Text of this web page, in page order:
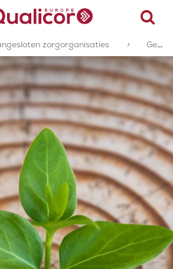
zorgorganisaties > Geaccrediteerde of gecertificeerde zorgorganisaties